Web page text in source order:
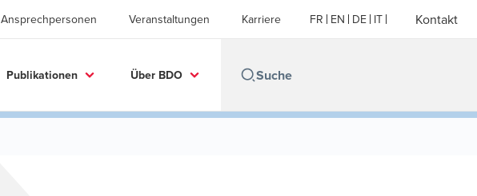
Ansprechpersonen Veranstaltungen Karriere FR EN DE IT Kontakt
Publikationen Über BDO